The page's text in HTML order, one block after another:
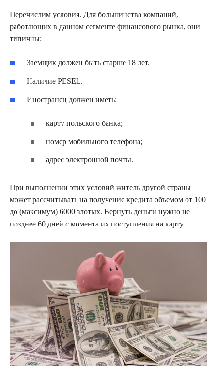
Перечислим условия. Для большинства компаний,
работающих в данном сегменте финансового рынка, они
типичны:
Заемщик должен быть старше 18 лет.
Наличие PESEL.
Иностранец должен иметь:
карту польского банка;
номер мобильного телефона;
адрес электронной почты.
При выполнении этих условий житель другой страны
может рассчитывать на получение кредита объемом от 100
до (максимум) 6000 злотых. Вернуть деньги нужно не
позднее 60 дней с момента их поступления на карту.